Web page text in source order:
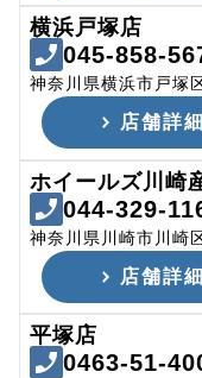
横浜戸塚店
045-858-
神奈川県横浜市戸塚
店舗詳細
ホイールズ川崎
044-329-
神奈川県川崎市川崎
店舗詳細
平塚店
0463-51-